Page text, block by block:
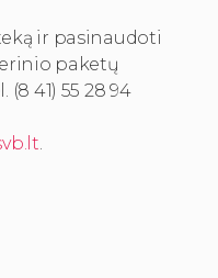
ir pasinaudoti
paketų
41) 55 28 94
.